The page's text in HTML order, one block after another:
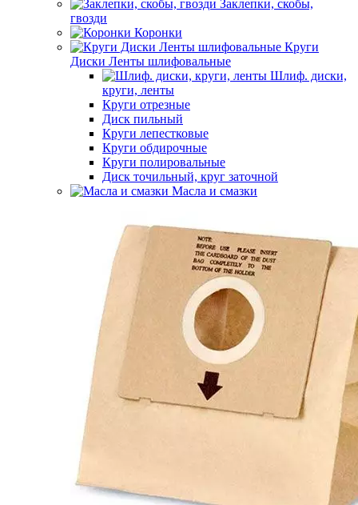
Заклепки, скобы,
гвозди
Коронки
Круги
Диски Ленты шлифовальные
Шлиф. диски,
круги, ленты
Круги отрезные
Диск пильный
Круги лепестковые
Круги обдирочные
Круги полировальные
Диск точильный, круг заточной
Масла и смазки